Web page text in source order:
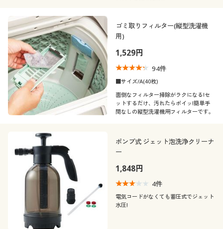
ゴミ取りフィルター(縦型洗濯機
用)
1,529円
94件
■サイズ/A(40枚)
面倒なフィルター掃除がラクになる!セ
ットするだけ、汚れたらポイッ!簡単手
間なしの縦型洗濯機用フィルターです。
ポンプ式 ジェット泡洗浄クリーナ
ー
1,848円
4件
電気コードがなくても蓄圧式でジェット
水圧!